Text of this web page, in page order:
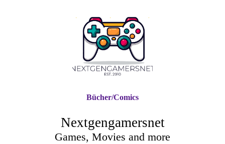
Nextgengamersnet
Games, Movies and more
Bücher/Comics